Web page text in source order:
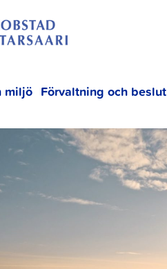
miljö Förvaltning och beslut